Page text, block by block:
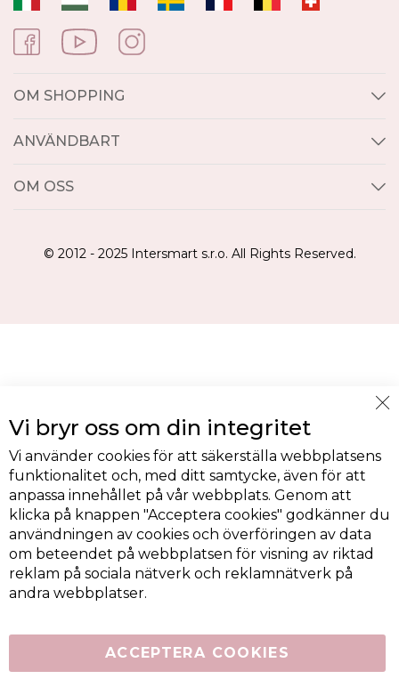
OM SHOPPING
ANVÄNDBART
OM OSS
© 2012 - 2025 Intersmart s.r.o. All Rights Reserved.
Vi bryr oss om din integritet
Vi använder cookies för att säkerställa webbplatsens
funktionalitet och, med ditt samtycke, även för att
anpassa innehållet på vår webbplats. Genom att
klicka på knappen "Acceptera cookies" godkänner du
användningen av cookies och överföringen av data
om beteendet på webbplatsen för visning av riktad
reklam på sociala nätverk och reklamnätverk på
andra webbplatser.
ACCEPTERA COOKIES